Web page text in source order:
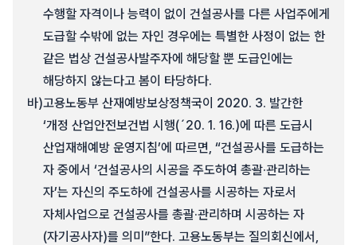
수행할 자격이나 능력이 없이 건설공사를 다른 사업주에게
도급할 수밖에 없는 자인 경우에는 특별한 사정이 없는 한
같은 법상 건설공사발주자에 해당할 뿐 도급인에는
해당하지 않는다고 봄이 타당하다.
바)고용노동부 산재예방보상정책국이 2020. 3. 발간한
‘개정 산업안전보건법 시행(´20. 1. 16.)에 따른 도급시
산업재해예방 운영지침’에 따르면, “건설공사를 도급하는
자 중에서 ‘건설공사의 시공을 주도하여 총괄·관리하는
자’는 자신의 주도하에 건설공사를 시공하는 자로서
자체사업으로 건설공사를 총괄·관리하며 시공하는 자
(자기공사자)를 의미”한다. 고용노동부는 질의회신에서,